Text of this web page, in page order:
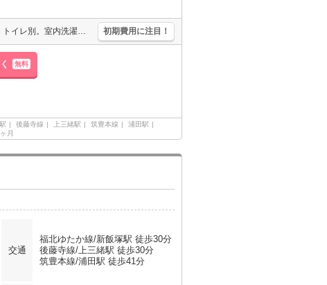
保証会社要(初回月総額80％、440％/月、更新料10,000円)。バス・トイレ別。室内洗濯機置場。浴室乾燥機付。温水洗浄便座付き。清掃費49,500円。 初期費用に注目！
無料
後藤寺線 上三緒駅 筑豊本線
浦田駅
月
交通
福北ゆたか線/新飯塚駅 徒歩30分
後藤寺線/上三緒駅 徒歩30分
筑豊本線/浦田駅 徒歩41分